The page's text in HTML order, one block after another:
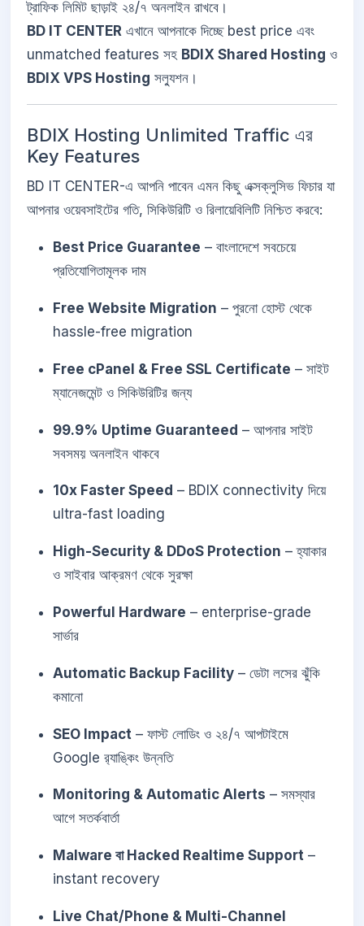
ট্রাফিক লিমিট ছাড়াই ২৪/৭ অনলাইন রাখবে।
BD IT CENTER এখানে আপনাকে দিচ্ছে best price এবং
unmatched features সহ BDIX Shared Hosting ও
BDIX VPS Hosting সল্যুশন।
BDIX Hosting Unlimited Traffic এর
Key Features
BD IT CENTER-এ আপনি পাবেন এমন কিছু এক্সক্লুসিভ ফিচার যা
আপনার ওয়েবসাইটের গতি, সিকিউরিটি ও রিলায়েবিলিটি নিশ্চিত করবে:
Best Price Guarantee – বাংলাদেশে সবচেয়ে
প্রতিযোগিতামূলক দাম
Free Website Migration – পুরনো হোস্ট থেকে
hassle-free migration
Free cPanel & Free SSL Certificate – সাইট
ম্যানেজমেন্ট ও সিকিউরিটির জন্য
99.9% Uptime Guaranteed – আপনার সাইট
সবসময় অনলাইন থাকবে
10x Faster Speed – BDIX connectivity দিয়ে
ultra-fast loading
High-Security & DDoS Protection – হ্যাকার
ও সাইবার আক্রমণ থেকে সুরক্ষা
Powerful Hardware – enterprise-grade
সার্ভার
Automatic Backup Facility – ডেটা লসের ঝুঁকি
কমানো
SEO Impact – ফাস্ট লোডিং ও ২৪/৭ আপটাইমে
Google র‍্যাঙ্কিং উন্নতি
Monitoring & Automatic Alerts – সমস্যার
আগে সতর্কবার্তা
Malware বা Hacked Realtime Support –
instant recovery
Live Chat/Phone & Multi-Channel